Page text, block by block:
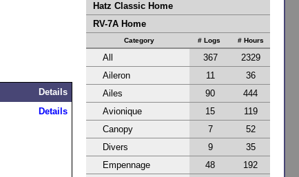
Details
Details
Hatz Classic Home
RV-7A Home
Category # Logs # Hours
All 367
2329
Aileron
11
36
Ailes
90
444
Avionique
15
119
Canopy
7
52
Divers
9
35
Empennage
48
192